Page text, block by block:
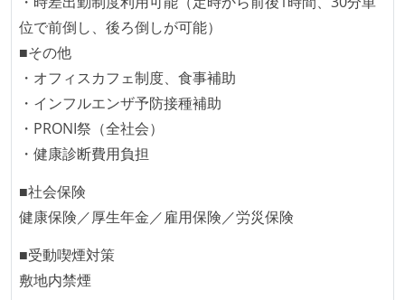
各メンバーが実装したコードのマージは Pull Request
ベースで行われる
自動（＝システム化され、1コマンドで実行できる）
ビルド、自動デプロイ環境が整備されている
コードによるインフラ構成管理（Infrastructure as
Code）の環境が整備されている
オープンな情報共有
人事情報や秘匿性の高い内容を除いて、経営陣やマネ
ージャー以上の会議での議事録が社員にも公開されて
いる
位で前倒し、後ろ倒しが可能）
■その他
・オフィスカフェ制度、食事補助
・インフルエンザ予防接種補助
・PRONI祭（全社会）
・健康診断費用負担
■社会保険
健康保険／厚生年金／雇用保険／労災保険
■受動喫煙対策
敷地内禁煙